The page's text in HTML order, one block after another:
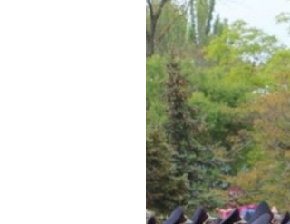
КРЫМ.НЕПОКОРЕННЫЙ
УКРАИНСКАЯ ПРОБЛЕМА КРЫМА